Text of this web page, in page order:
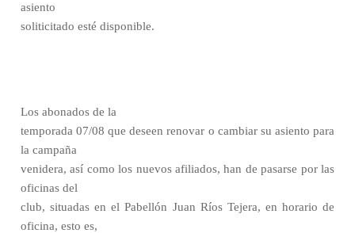
asiento
soliticitado esté disponible.
Los abonados de la
temporada 07/08 que deseen renovar o cambiar su asiento para
la campaña
venidera, así como los nuevos afiliados, han de pasarse por las
oficinas del
club, situadas en el Pabellón Juan Ríos Tejera, en horario de
oficina, esto es,